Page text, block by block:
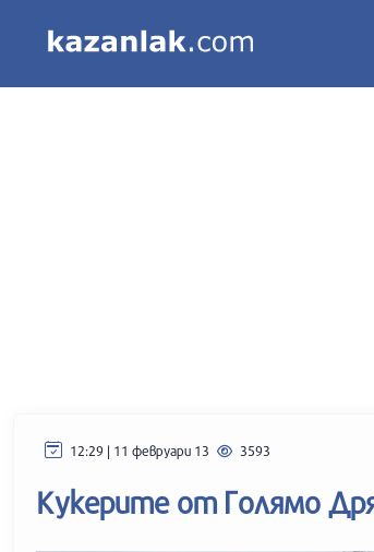
12:29 | 11 февруари 13 3593
Кукерите от Голямо